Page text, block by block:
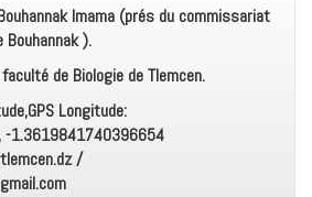
Imama (prés du commissariat
).
de Biologie de Tlemcen.
Longitude:
1.3619841740396654
/